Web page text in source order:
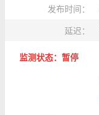
发布时间：
延迟：
监测状态：暂停